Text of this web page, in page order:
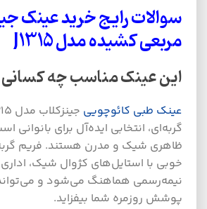
سوالات رایج خریدعینک
مربعیکشیدهمدلJ1315
این عینک مناسب چه
عینک طبی کائوچویی
گربه‌ای، انتخابی ایده‌آل برای بانوانی
ظاهری شیک و مدرن هستند. فریم
خوبی با استایل‌های کژوال شیک،
نیمه‌رسمی هماهنگ می‌شود و می‌تواند
پوشش روزمره شما بیفزاید.